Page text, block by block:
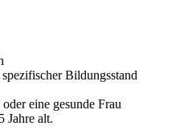
Bildungsstand
eine gesunde Frau
Jahre alt.